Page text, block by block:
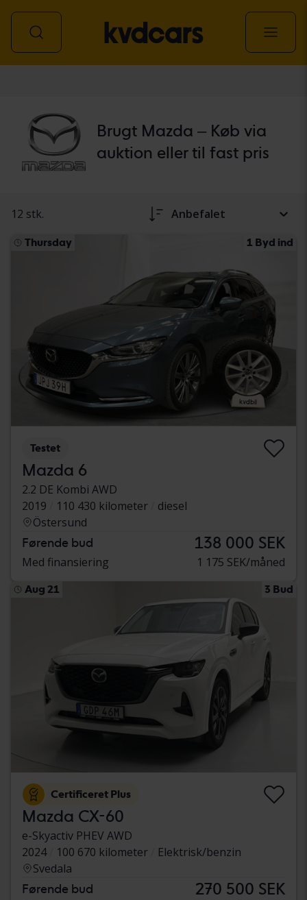
Brugt Mazda – Køb via
auktion eller til fast pris
12 stk. Anbefalet
Thursday 1 Byd ind
Testet
Mazda 6
2.2 DE Kombi AWD
2019
110 430 kilometer
diesel
Östersund
Førende bud 138 000 SEK
Med finansiering 1 175 SEK/måned
Aug 21 3 Bud
Certificeret Plus
Mazda CX-60
e-Skyactiv PHEV AWD
2024
100 670 kilometer
Elektrisk/benzin
Svedala
Førende bud 270 500 SEK